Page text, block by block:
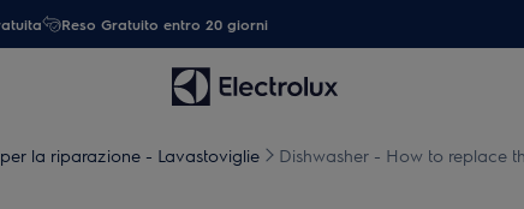
Reso Gratuito entro 20 giorni
la riparazione - Lavastoviglie Dishwasher - How to replace